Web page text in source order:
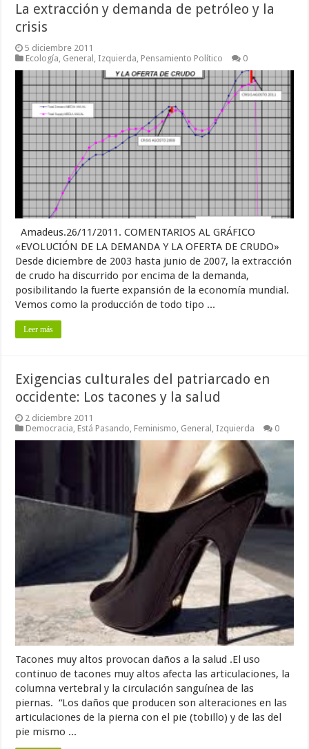
La extracción y demanda de petróleo y la
crisis
5 diciembre 2011
Ecología, General , Izquierda, Pensamiento Político 0
Amadeus.26/11/2011. COMENTARIOS AL GRÁFICO
«EVOLUCIÓN DE LA DEMANDA Y LA OFERTA DE CRUDO»
Desde diciembre de 2003 hasta junio de 2007, la extracción
de crudo ha discurrido por encima de la demanda,
posibilitando la fuerte expansión de la economía mundial.
Vemos como la producción de todo tipo ...
Leer más
Exigencias culturales del patriarcado en
occidente: Los tacones y la salud
2 diciembre 2011
Democracia Está Pasando Feminismo General Izquierda 0
Tacones muy altos provocan daños a la salud .El uso
continuo de tacones muy altos afecta las articulaciones, la
columna vertebral y la circulación sanguínea de las
piernas. “Los daños que producen son alteraciones en las
articulaciones de la pierna con el pie (tobillo) y de las del
pie mismo ...